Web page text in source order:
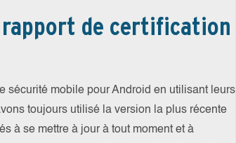
de certification
sécurité mobile pour Android en utilisant leurs
toujours utilisé la version la plus récente
à se mettre à jour à tout moment et à